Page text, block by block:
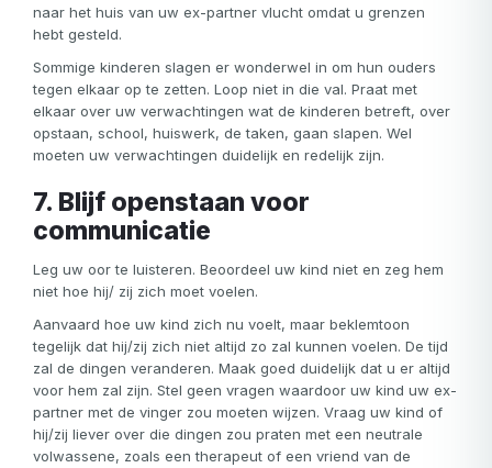
naar het huis van uw ex-partner vlucht omdat u grenzen
hebt gesteld.
Sommige kinderen slagen er wonderwel in om hun ouders
tegen elkaar op te zetten. Loop niet in die val. Praat met
elkaar over uw verwachtingen wat de kinderen betreft, over
opstaan, school, huiswerk, de taken, gaan slapen. Wel
moeten uw verwachtingen duidelijk en redelijk zijn.
7. Blijf openstaan voor
communicatie
Leg uw oor te luisteren. Beoordeel uw kind niet en zeg hem
niet hoe hij/ zij zich moet voelen.
Aanvaard hoe uw kind zich nu voelt, maar beklemtoon
tegelijk dat hij/zij zich niet altijd zo zal kunnen voelen. De tijd
zal de dingen veranderen. Maak goed duidelijk dat u er altijd
voor hem zal zijn. Stel geen vragen waardoor uw kind uw ex-
partner met de vinger zou moeten wijzen. Vraag uw kind of
hij/zij liever over die dingen zou praten met een neutrale
volwassene, zoals een therapeut of een vriend van de
Facebook Google Apple